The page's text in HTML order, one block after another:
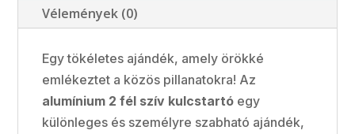
Vélemények (0)
Egy tökéletes ajándék, amely örökké
emlékeztet a közös pillanatokra! Az
alumínium 2 fél szív kulcstartó egy
különleges és személyre szabható ajándék,